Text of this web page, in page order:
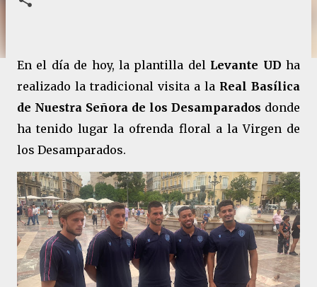
En el día de hoy, la plantilla del Levante UD ha
realizado la tradicional visita a la Real Basílica
de Nuestra Señora de los Desamparados donde
ha tenido lugar la ofrenda floral a la Virgen de
los Desamparados.